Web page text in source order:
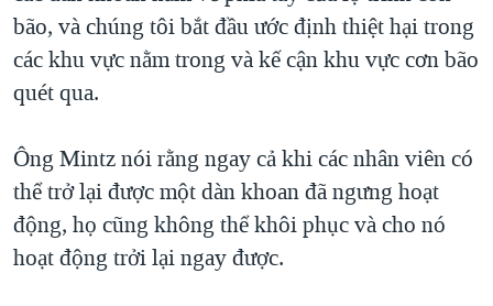
bão, và chúng tôi bắt đầu ước định thiệt hại trong
các khu vực nằm trong và kế cận khu vực cơn bão
quét qua.
Ông Mintz nói rằng ngay cả khi các nhân viên có
thể trở lại được một dàn khoan đã ngưng hoạt
động, họ cũng không thể khôi phục và cho nó
hoạt động trởi lại ngay được.